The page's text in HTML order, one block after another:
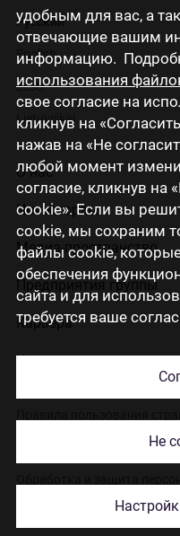
удобным для вас, а
отвечающие вашим
информацию.
использования
свое согласие на
кликнув на
нажав на «Не
любой момент
согласие, кликнув на
cookie». Если вы
cookie, мы сохраним
файлы cookie,
обеспечения
сайта и для
требуется ваше
Не
Русский
English
Eesti
Lietuviškai
О нас
Инвесторам
Медиа-пространство
Предприятия группы
Карьера
Контакты
Использование cookies
© 2026 Citadele Group